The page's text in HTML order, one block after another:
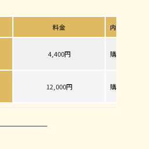
料金 内容
4,400円 購入から1ヶ
12,000円 購入から2ヶ